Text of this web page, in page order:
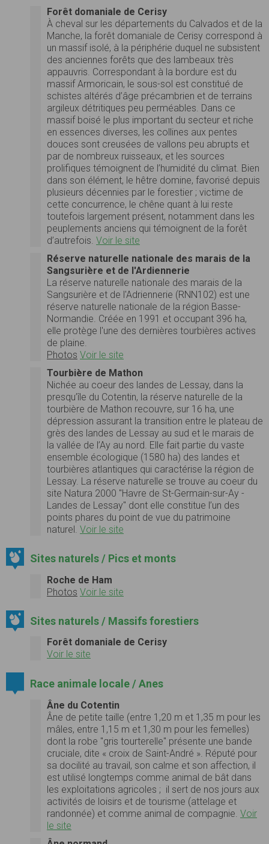
Forêt domaniale de Cerisy
À cheval sur les départements du Calvados et de la
Manche, la forêt domaniale de Cerisy correspond à
un massif isolé, à la périphérie duquel ne subsistent
des anciennes forêts que des lambeaux très
appauvris. Correspondant à la bordure est du
massif Armoricain, le sous-sol est constitué de
schistes altérés d’âge précambrien et de terrains
argileux détritiques peu perméables. Dans ce
massif boisé le plus important du secteur et riche
en essences diverses, les collines aux pentes
douces sont creusées de vallons peu abrupts et
par de nombreux ruisseaux, et les sources
prolifiques témoignent de l’humidité du climat. Bien
dans son élément, le hêtre domine, favorisé depuis
plusieurs décennies par le forestier ; victime de
cette concurrence, le chêne quant à lui reste
toutefois largement présent, notamment dans les
peuplements anciens qui témoignent de la forêt
d’autrefois. Voir le site
Réserve naturelle nationale des marais de la
Sangsurière et de l'Ardiennerie
La réserve naturelle nationale des marais de la
Sangsurière et de l'Adriennerie (RNN102) est une
réserve naturelle nationale de la région Basse-
Normandie. Créée en 1991 et occupant 396 ha,
elle protège l'une des dernières tourbières actives
de plaine.
Photos Voir le site
Tourbière de Mathon
Nichée au coeur des landes de Lessay, dans la
presqu’île du Cotentin, la réserve naturelle de la
tourbière de Mathon recouvre, sur 16 ha, une
dépression assurant la transition entre le plateau de
grès des landes de Lessay au sud et le marais de
la vallée de l’Ay au nord. Elle fait partie du vaste
ensemble écologique (1580 ha) des landes et
tourbières atlantiques qui caractérise la région de
Lessay. La réserve naturelle se trouve au coeur du
site Natura 2000 "Havre de St-Germain-sur-Ay -
Landes de Lessay" dont elle constitue l’un des
points phares du point de vue du patrimoine
naturel. Voir le site
Sites naturels / Pics et monts
Roche de Ham
Photos Voir le site
Sites naturels / Massifs forestiers
Forêt domaniale de Cerisy
Voir le site
Race animale locale / Anes
Âne du Cotentin
Âne de petite taille (entre 1,20 m et 1,35 m pour les
mâles, entre 1,15 m et 1,30 m pour les femelles)
dont la robe "gris tourterelle" présente une bande
cruciale, dite « croix de Saint-André ». Réputé pour
sa docilité au travail, son calme et son affection, il
est utilisé longtemps comme animal de bât dans
les exploitations agricoles ; il sert de nos jours aux
activités de loisirs et de tourisme (attelage et
randonnée) et comme animal de compagnie. Voir
le site